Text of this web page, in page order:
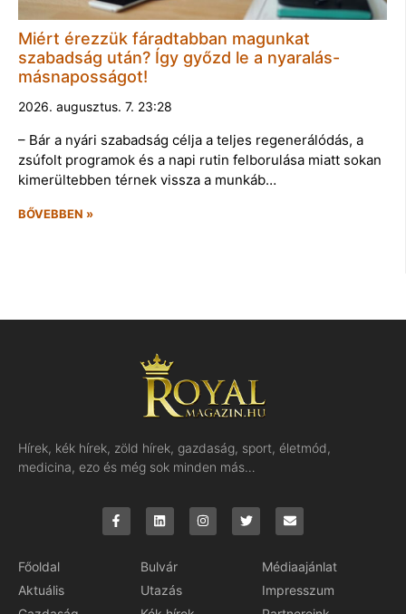
Miért érezzük fáradtabban magunkat
szabadság után? Így győzd le a nyaralás-
másnaposságot!
2026. augusztus. 7. 23:28
– Bár a nyári szabadság célja a teljes regenerálódás, a
zsúfolt programok és a napi rutin felborulása miatt sokan
kimerültebben térnek vissza a munkáb…
BŐVEBBEN »
Hírek, kék hírek, zöld hírek, gazdaság, sport, életmód,
medicina, ezo és még sok minden más…
Főoldal
Aktuális
Bulvár
Utazás
Médiaajánlat
Impresszum